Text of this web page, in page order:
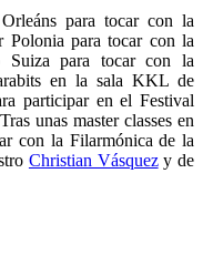
para tocar con la
Polonia para tocar con la
Suiza para tocar con la
en la sala KKL de
participar en el Festival
unas master classes en
con la Filarmónica de la
Christian Vásquezy de